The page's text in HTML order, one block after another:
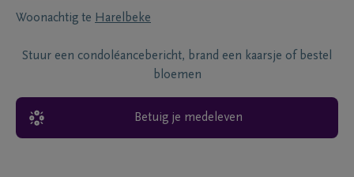
Woonachtig te Harelbeke
Stuur een condoléancebericht, brand een kaarsje of bestel
bloemen
Betuig je medeleven